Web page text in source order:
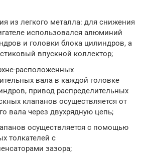
из легкого металла: для снижения
использовался алюминий
и головки блока цилиндров, а
впускной коллектор;
расположенных
вала в каждой головке
привод распределительных
клапанов осуществляется от
вала через двухрядную цепь;
осуществляется с помощью
толкателей с
зазора;